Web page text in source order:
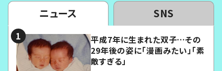
ニュース SNS
平成7年に生まれた双子…その
29年後の姿に「漫画みたい」「素
敵すぎる」